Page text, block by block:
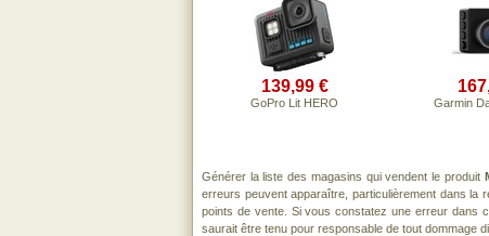
139,99 €
GoPro Lit HERO Garmin
Générer la liste des magasins qui vendent le produit
erreurs peuvent apparaître, particulièrement dans la
points de vente. Si vous constatez une erreur dans
saurait être tenu pour responsable de tout dommage